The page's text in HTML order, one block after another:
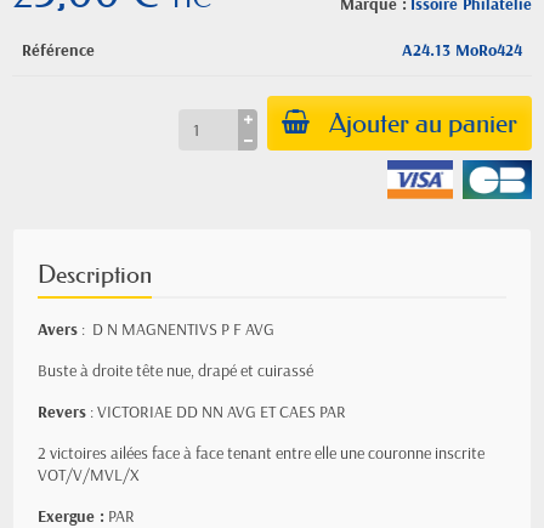
Référence A24.13 MoRo424
Ajouter au panier
Description
Avers : D N MAGNENTIVS P F AVG
Buste à droite tête nue, drapé et cuirassé
Revers : VICTORIAE DD NN AVG ET CAES PAR
2 victoires ailées face à face tenant entre elle une couronne inscrite
VOT/V/MVL/X
Exergue : PAR